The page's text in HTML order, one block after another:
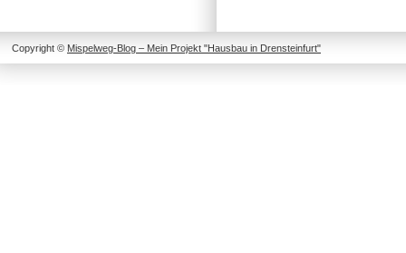
Copyright © Mispelweg-Blog – Mein Projekt "Hausbau in Drensteinfurt"